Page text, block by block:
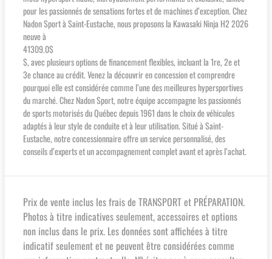
pour les passionnés de sensations fortes et de machines d’exception. Chez
Nadon Sport à Saint-Eustache, nous proposons la Kawasaki Ninja H2 2026
neuve à
41309.0$
$, avec plusieurs options de financement flexibles, incluant la 1re, 2e et
3e chance au crédit. Venez la découvrir en concession et comprendre
pourquoi elle est considérée comme l’une des meilleures hypersportives
du marché. Chez Nadon Sport, notre équipe accompagne les passionnés
de sports motorisés du Québec depuis 1961 dans le choix de véhicules
adaptés à leur style de conduite et à leur utilisation. Situé à Saint-
Eustache, notre concessionnaire offre un service personnalisé, des
conseils d’experts et un accompagnement complet avant et après l’achat.
Prix de vente inclus les frais de TRANSPORT et PRÉPARATION.
Photos à titre indicatives seulement, accessoires et options
non inclus dans le prix. Les données sont affichées à titre
indicatif seulement et ne peuvent être considérées comme